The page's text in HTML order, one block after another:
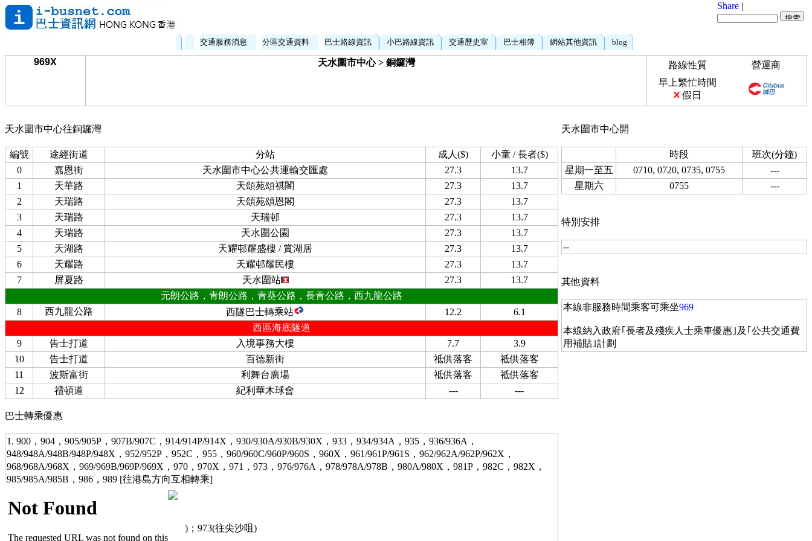
Share |
交通服務消息 分區交通資料 巴士路線資訊 小巴路線資訊 交通歷史室 巴士相簿 網站其他資訊 blog
969X 天水圍市中心 > 銅鑼灣 路線性質
營運商
早上繁忙時間
假日
天水圍市中心往銅鑼灣
編號 途經街道 分站 成人($)
小童 / 長者($)
0
嘉恩街 天水圍市中心公共運輸交匯處 27.3
13.7
1
天華路 天頌苑頌祺閣 27.3
13.7
2
天瑞路 天頌苑頌恩閣 27.3
13.7
3
天瑞路 天瑞邨 27.3
13.7
4
天瑞路 天水圍公園 27.3
13.7
5
天湖路 天耀邨耀盛樓 / 賞湖居 27.3
13.7
6
天耀路 天耀邨耀民樓 27.3
13.7
7
屏夏路 天水圍站 27.3
13.7
元朗公路，青朗公路，青葵公路，長青公路，西九龍公路
8
西九龍公路 西隧巴士轉乘站 12.2
6.1
西區海底隧道
9
告士打道 入境事務大樓 7.7
3.9
10
告士打道 百德新街 祗供落客
祗供落客
11
波斯富街 利舞台廣場 祗供落客
祗供落客
12
禮頓道 紀利華木球會 --- ---
巴士轉乘優惠
1. 900，904，905/905P，907B/907C，914/914P/914X，930/930A/930B/930X，933，934/934A，935，936/936A，
948/948A/948B/948P/948X，952/952P，952C，955，960/960C/960P/960S，960X，961/961P/961S，962/962A/962P/962X，
968/968A/968X，969/969B/969P/969X，970，970X，971，973，976/976A，978/978A/978B，980A/980X，981P，982C，982X，
985/985A/985B，986，989 [往港島方向互相轉乘]
轉車站：西隧巴士轉乘站
3. 轉乘 970，970X(往蘇屋)；971(往海麗邨)；973(往尖沙咀)
天水圍市中心開
時段
班次(分鐘)
星期一至五
0710, 0720, 0735, 0755
---
星期六
0755 ---
特別安排
--
其他資料
本線非服務時間乘客可乘坐969
本線納入政府｢長者及殘疾人士乘車優惠｣及｢公共交通費
用補貼｣計劃